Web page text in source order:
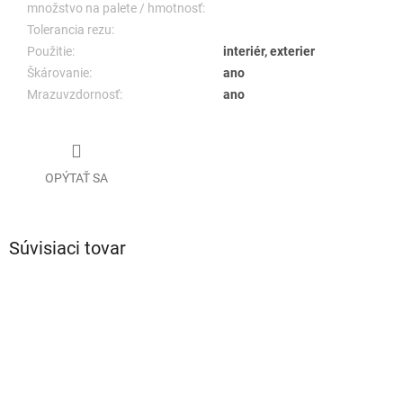
množstvo na palete / hmotnosť:
Tolerancia rezu:
Použitie:
interiér, exterier
Škárovanie:
ano
Mrazuvzdornosť:
ano
OPÝTAŤ SA
Súvisiaci tovar